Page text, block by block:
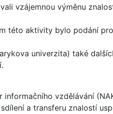
vzájemnou výměnu
této aktivity bylo podání
univerzita) také
informačního vzdělávání
a transferu znalostí